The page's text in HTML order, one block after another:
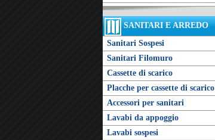
SANITARI E ARREDO
Sanitari Sospesi
Sanitari Filomuro
Cassette di scarico
Placche per cassette di scarico
Accessori per sanitari
Lavabi da appoggio
Lavabi sospesi